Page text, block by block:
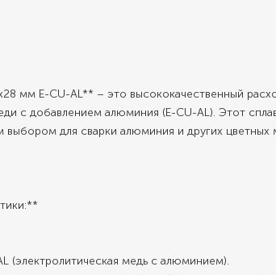
мм E-CU-AL** – это высококачественный
с добавлением алюминия (E-CU-AL). Этот
выбором для сварки алюминия и других цветных
(электролитическая медь с алюминием).